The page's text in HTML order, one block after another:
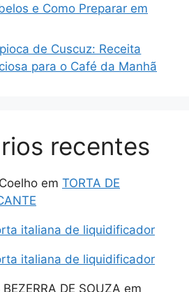
e Como Preparar em
de Cuscuz: Receita
para o Café da Manhã
recentes
em TORTA DE
italiana de liquidificador
italiana de liquidificador
DE SOUZA em